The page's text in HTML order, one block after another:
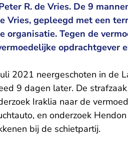
R. de Vries. De 9
Vries, gepleegd met een
organisatie. Tegen de
opdrachtgever
2021 neergeschoten in de
9 dagen later. De
Iraklia naar de
en onderzoek
bij de schietpartij.